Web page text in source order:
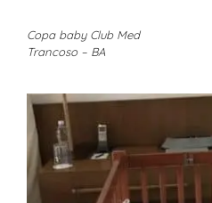
Copa baby Club Med
Trancoso – BA